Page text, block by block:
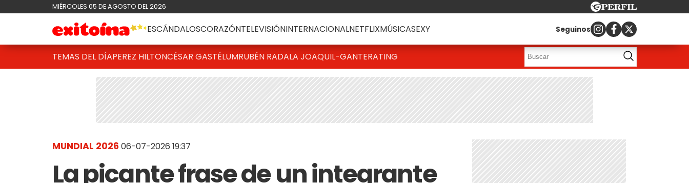
MIÉRCOLES 05 DE AGOSTO DEL 2026
ESCÁNDALOSCORAZÓNTELEVISIÓNINTERNACIONALNETFLIXMÚSICASEXY Seguinos
TEMAS DEL DÍAPEREZ HILTONCÉSAR GASTÉLUMRUBÉN RADALA JOAQUIL-GANTERATING
MUNDIAL 2026 06-07-2026 19:37
La picante frase de un integrante